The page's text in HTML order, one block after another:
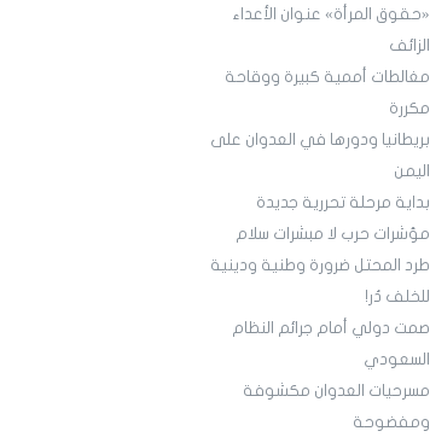
«حقوق المرأة» عنوان الأعداء
الزائف
مغالطات أممية كبيرة ووقاحة
مكررة
بريطانيا ودورها في العدوان على
اليمن
بداية مرحلة تحررية جديدة
مؤشرات حرب لا مبشرات سلام
طرد المحتل ضرورة وطنية ودينية
للخلف دُر!
صمت دولي أمام جرائم النظام
السعودي
مسرحيات العدوان مكشوفة
ومفضوحة